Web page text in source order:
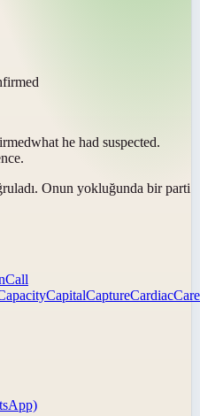
what he had suspected.
. Onun yokluğunda bir parti
Call
CapitalCaptureCardiacCare